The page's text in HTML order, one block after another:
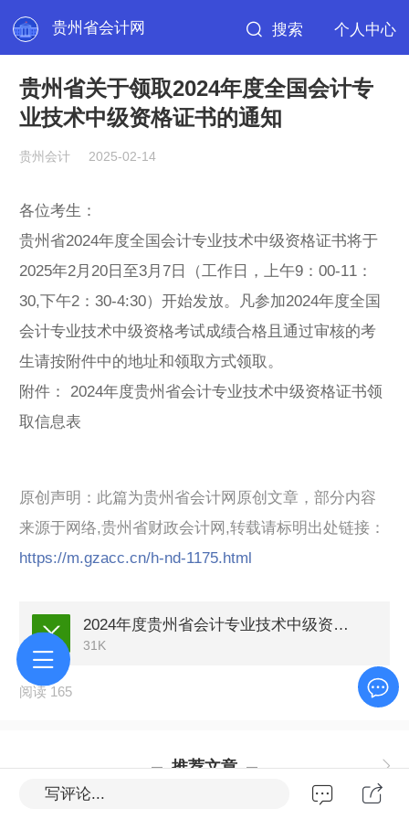
贵州省会计网 搜索 个人中心
贵州省关于领取2024年度全国会计专
业技术中级资格证书的通知
贵州会计 2025-02-14
各位考生：
贵州省2024年度全国会计专业技术中级资格证书将于
2025年2月20日至3月7日（工作日，上午9：00-11：
30,下午2：30-4:30）开始发放。凡参加2024年度全国
会计专业技术中级资格考试成绩合格且通过审核的考
生请按附件中的地址和领取方式领取。
附件： 2024年度贵州省会计专业技术中级资格证书领
取信息表
原创声明：此篇为贵州省会计网原创文章，部分内容
来源于网络,贵州省财政会计网,转载请标明出处链接：
https://m.gzacc.cn/h-nd-1175.html
2024年度贵州省会计专业技术中级资格证书领取信息表.xls
31K
阅读 165
写评论...
推荐文章